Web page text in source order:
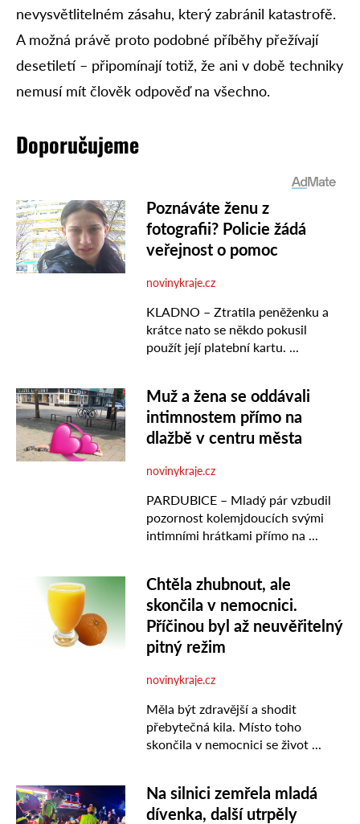
nevysvětlitelném zásahu, který zabránil katastrofě.
A možná právě proto podobné příběhy přežívají
desetiletí – připomínají totiž, že ani v době techniky
nemusí mít člověk odpověď na všechno.
Doporučujeme